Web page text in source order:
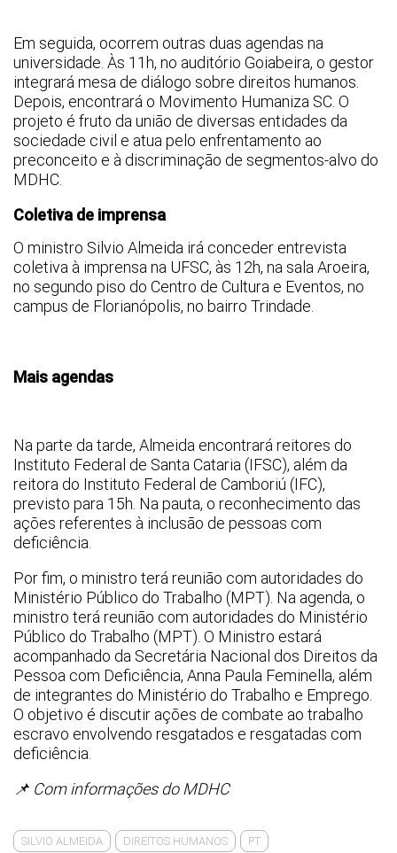
Em seguida, ocorrem outras duas agendas na
universidade. Às 11h, no auditório Goiabeira, o gestor
integrará mesa de diálogo sobre direitos humanos.
Depois, encontrará o Movimento Humaniza SC. O
projeto é fruto da união de diversas entidades da
sociedade civil e atua pelo enfrentamento ao
preconceito e à discriminação de segmentos-alvo do
MDHC.
Coletiva de imprensa
O ministro Silvio Almeida irá conceder entrevista
coletiva à imprensa na UFSC, às 12h, na sala Aroeira,
no segundo piso do Centro de Cultura e Eventos, no
campus de Florianópolis, no bairro Trindade.
Mais agendas
Na parte da tarde, Almeida encontrará reitores do
Instituto Federal de Santa Cataria (IFSC), além da
reitora do Instituto Federal de Camboriú (IFC),
previsto para 15h. Na pauta, o reconhecimento das
ações referentes à inclusão de pessoas com
deficiência.
Por fim, o ministro terá reunião com autoridades do
Ministério Público do Trabalho (MPT). Na agenda, o
ministro terá reunião com autoridades do Ministério
Público do Trabalho (MPT). O Ministro estará
acompanhado da Secretária Nacional dos Direitos da
Pessoa com Deficiência, Anna Paula Feminella, além
de integrantes do Ministério do Trabalho e Emprego.
O objetivo é discutir ações de combate ao trabalho
escravo envolvendo resgatados e resgatadas com
deficiência.
📌 Com informações do MDHC
SILVIO ALMEIDA DIREITOS HUMANOS PT